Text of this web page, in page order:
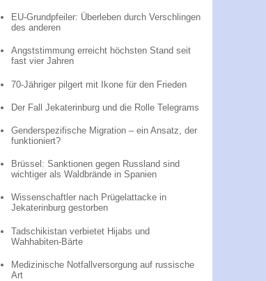
EU-Grundpfeiler: Überleben durch Verschlingen
des anderen
Angststimmung erreicht höchsten Stand seit
fast vier Jahren
70-Jähriger pilgert mit Ikone für den Frieden
Der Fall Jekaterinburg und die Rolle Telegrams
Genderspezifische Migration – ein Ansatz, der
funktioniert?
Brüssel: Sanktionen gegen Russland sind
wichtiger als Waldbrände in Spanien
Wissenschaftler nach Prügelattacke in
Jekaterinburg gestorben
Tadschikistan verbietet Hijabs und
Wahhabiten-Bärte
Medizinische Notfallversorgung auf russische
Art